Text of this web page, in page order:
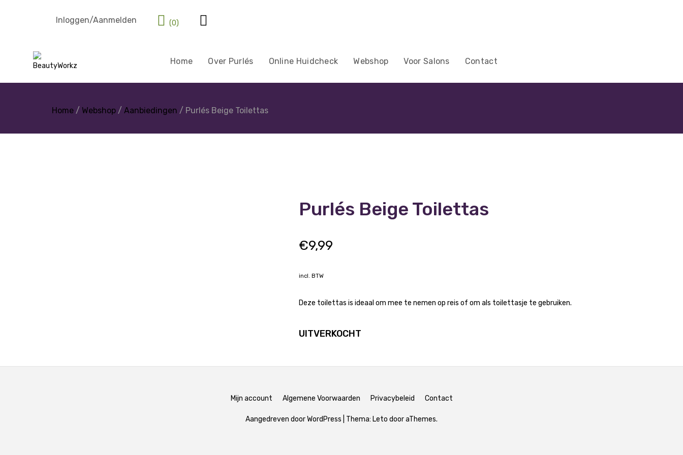
Home Over Purlés Online Huidcheck Webshop Voor Salons Contact
Inloggen/Aanmelden (0)
Home / Webshop / Aanbiedingen / Purlés Beige Toilettas
Purlés Beige Toilettas
€9,99
incl. BTW
Deze toilettas is ideaal om mee te nemen op reis of om als toilettasje te gebruiken.
UITVERKOCHT
Mijn account Algemene Voorwaarden Privacybeleid Contact
Aangedreven door WordPress Thema: Leto door aThemes.